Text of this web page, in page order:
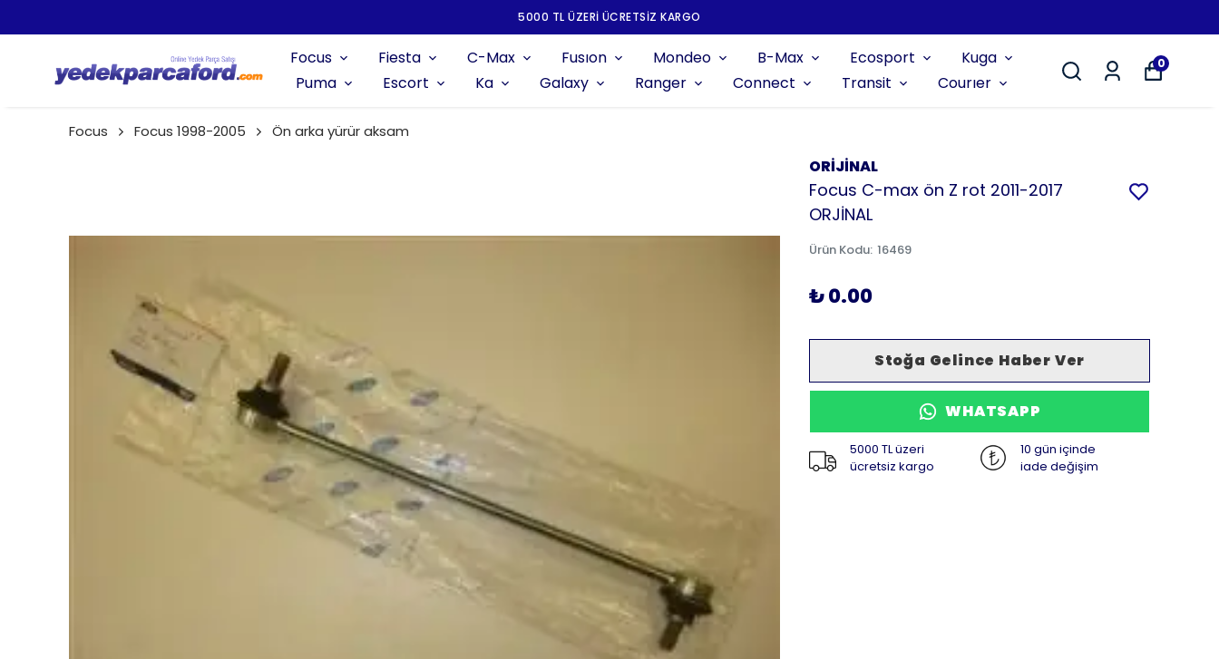
5000 TL ÜZERI ÜCRETSIZ KARGO
Focus Fiesta C-Max Fusıon Mondeo B-Max Ecosport
Kuga
Puma
Escort Ka Galaxy Ranger Connect Transit Courıer
0
Focus Focus 1998-2005 Ön arka yürür aksam
ORİJİNAL
Focus C-max ön Z rot 2011-2017
ORJİNAL
Ürün Kodu: 16469
₺ 0.00
Stoğa Gelince Haber Ver
WHATSAPP
5000 TL üzeri
ücretsiz kargo
10 gün içinde
iade değişim